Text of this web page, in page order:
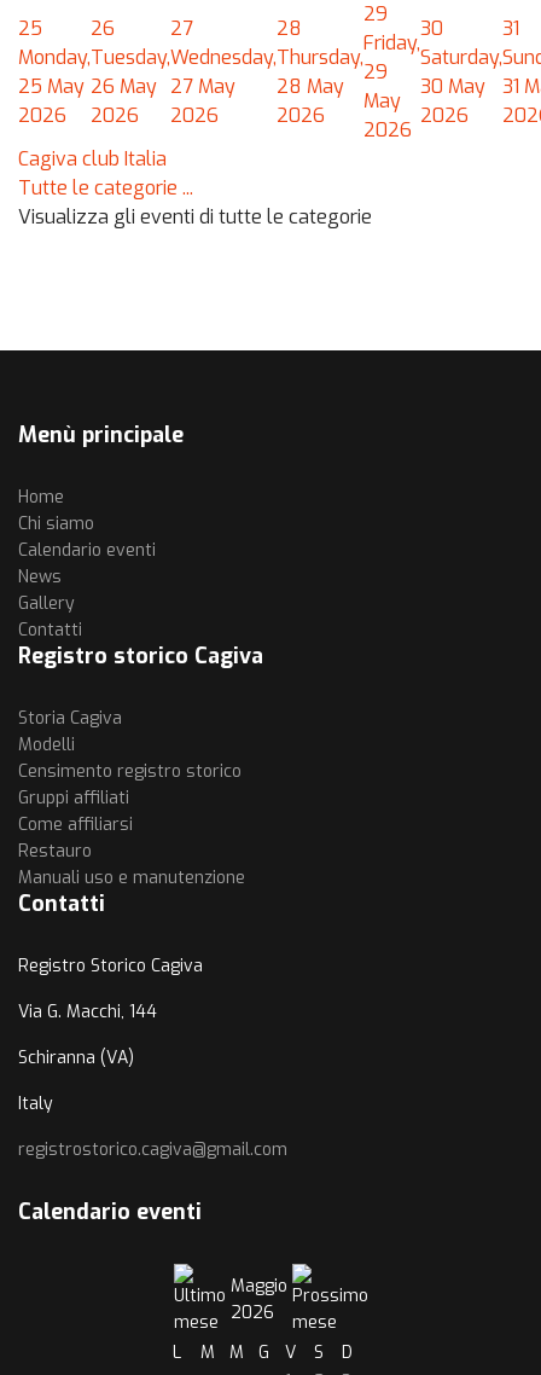
25
Monday,
25 May
2026
26
Tuesday,
26 May
2026
27
Wednesday,
27 May
2026
28
Thursday,
28 May
2026
29
Friday,
29
May
2026
30
Saturday,
30 May
2026
31
31
Cagiva club Italia
Tutte le categorie ...
Visualizza gli eventi di tutte le categorie
Menù principale
Home
Chi siamo
Calendario eventi
News
Gallery
Contatti
Registro storico Cagiva
Storia Cagiva
Modelli
Censimento registro storico
Gruppi affiliati
Come affiliarsi
Restauro
Manuali uso e manutenzione
Contatti
Registro Storico Cagiva
Via G. Macchi, 144
Schiranna (VA)
Italy
registrostorico.cagiva@gmail.com
Calendario eventi
Maggio
2026
L
M M G V S
D